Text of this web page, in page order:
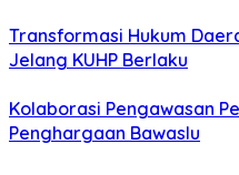
Transformasi Hukum
Jelang KUHP Berlaku
Kolaborasi Pengawasan
Penghargaan Bawaslu